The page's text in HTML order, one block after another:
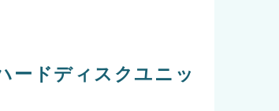
ドディスクユニッ